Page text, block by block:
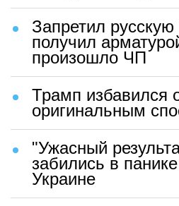
Запретил
получил
произошло ЧП
Трамп избавился
оригинальным
"Ужасный
забились в
Украине